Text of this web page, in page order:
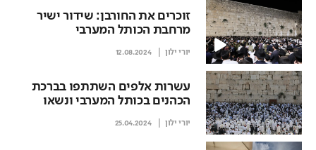
זוכרים את החורבן: שידור ישיר
מרחבת הכותל המערבי
יורי ילון 12.08.2024
עשרות אלפים השתתפו בברכת
הכהנים בכותל המערבי ונשאו
יורי ילון 25.04.2024